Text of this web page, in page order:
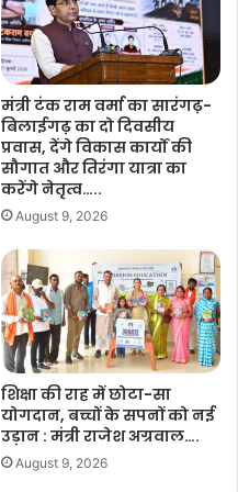
More
मंत्री टंक राम वर्मा का सारंगढ़-
बिलाईगढ़ का दो दिवसीय
प्रवास, देंगे विकास कार्यों की
सौगात और तिरंगा यात्रा का
करेंगे नेतृत्व…..
August 9, 2026
शिक्षा की राह में छोटा-सा
योगदान, बच्चों के सपनों को नई
उड़ान : मंत्री राजेश अग्रवाल….
August 9, 2026